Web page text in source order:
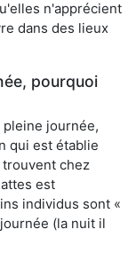
n'apprécient
dans des lieux
pourquoi
pleine journée,
qui est établie
chez
est
individus sont «
(la nuit il